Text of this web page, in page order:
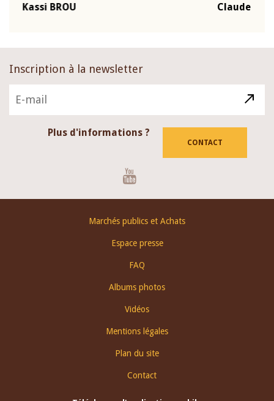
Claude Kassi BROU
Inscription à la newsletter
Plus d'informations ?
CONTACT
Marchés publics et Achats
Espace presse
FAQ
Albums photos
Vidéos
Mentions légales
Plan du site
Contact